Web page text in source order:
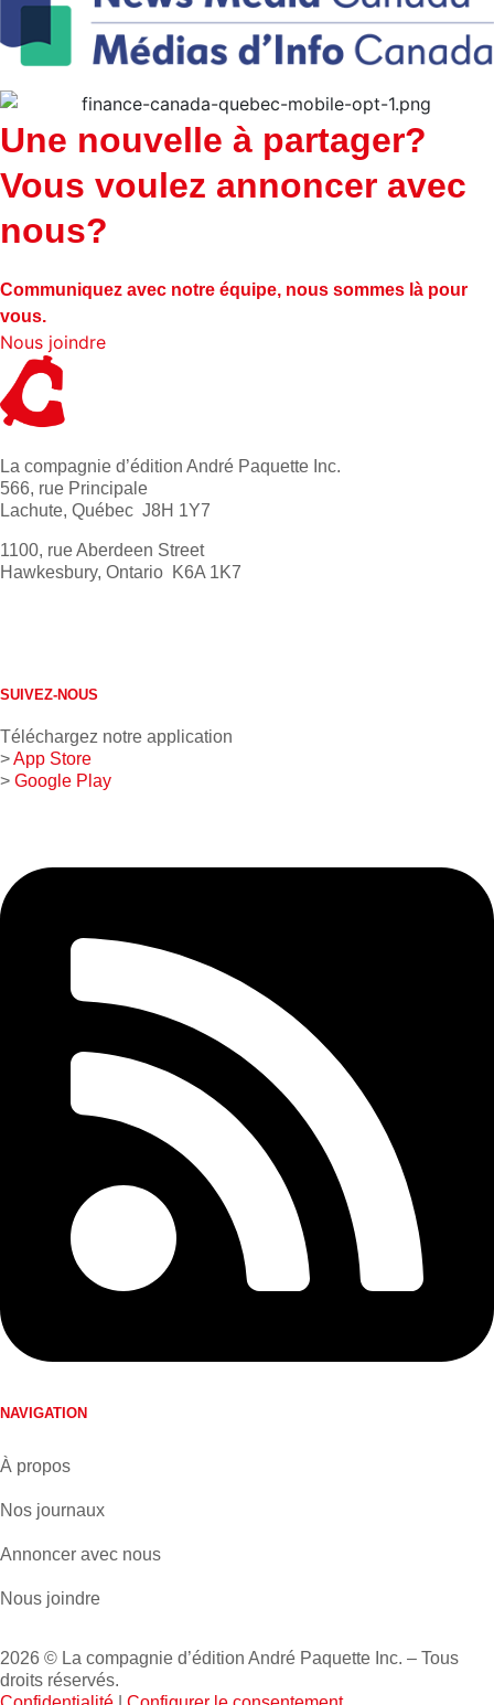
Une nouvelle à partager?
Vous voulez annoncer avec
nous?
Communiquez avec notre équipe, nous sommes là pour
vous.
Nous joindre
La compagnie d’édition André Paquette Inc.
566, rue Principale
Lachute, Québec J8H 1Y7
1100, rue Aberdeen Street
Hawkesbury, Ontario K6A 1K7
SUIVEZ-NOUS
Téléchargez notre application
>App Store
> Google Play
NAVIGATION
À propos
Nos journaux
Annoncer avec nous
Nous joindre
2026 © La compagnie d’édition André Paquette Inc. – Tous
droits réservés.